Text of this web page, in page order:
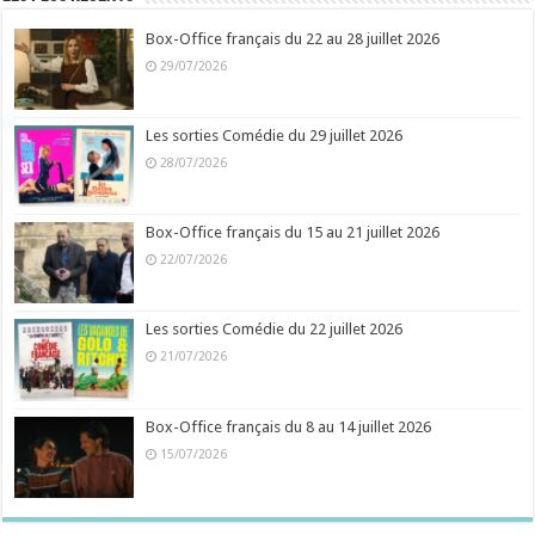
Box-Office français du 22 au 28 juillet 2026
29/07/2026
Les sorties Comédie du 29 juillet 2026
28/07/2026
Box-Office français du 15 au 21 juillet 2026
22/07/2026
Les sorties Comédie du 22 juillet 2026
21/07/2026
Box-Office français du 8 au 14 juillet 2026
15/07/2026